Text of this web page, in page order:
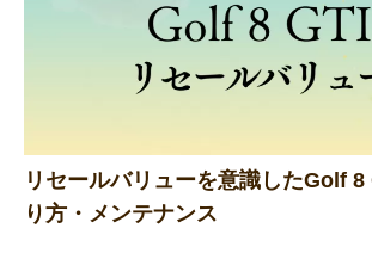
リセールバリューを意識したGolf 8
り方・メンテナンス